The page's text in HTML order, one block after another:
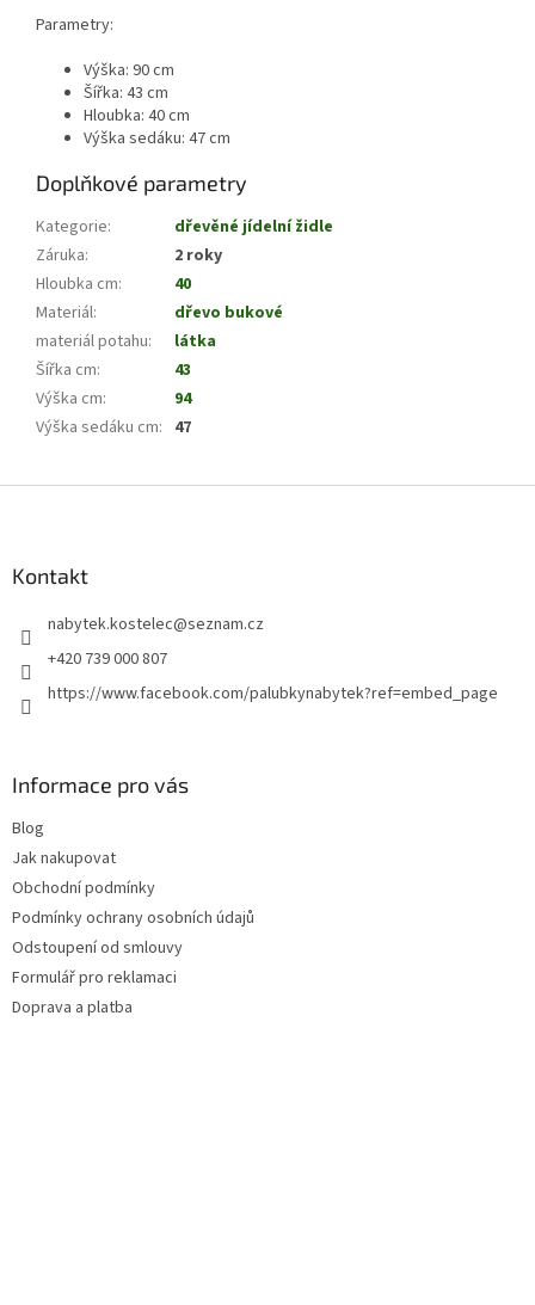
Parametry:
Výška: 90 cm
Šířka: 43 cm
Hloubka: 40 cm
Výška sedáku: 47 cm
Doplňkové parametry
Kategorie:
dřevěné jídelní židle
Záruka:
2 roky
Hloubka cm:
40
Materiál:
dřevo bukové
materiál potahu:
látka
Šířka cm:
43
Výška cm:
94
Výška sedáku cm: 47
Kontakt
nabytek.kostelec@seznam.cz
+420 739 000 807
https://www.facebook.com/palubkynabytek?ref=embed_page
Informace pro vás
Blog
Jak nakupovat
Obchodní podmínky
Podmínky ochrany osobních údajů
Odstoupení od smlouvy
Formulář pro reklamaci
Doprava a platba